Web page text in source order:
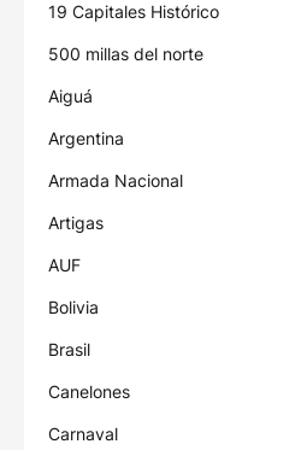
19 Capitales Histórico
500 millas del norte
Aiguá
Argentina
Armada Nacional
Artigas
AUF
Bolivia
Brasil
Canelones
Carnaval